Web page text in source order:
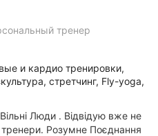
тренер
и кардио тренировки,
стретчинг, Fly-yoga,
Люди . Відвідую вже не
тренери. Розумне Поєднання